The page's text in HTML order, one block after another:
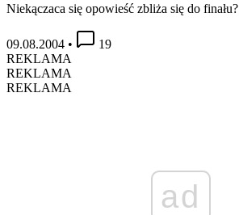
Niekączaca się opowieść zbliża się do finału?
09.08.2004 •
19
REKLAMA
REKLAMA
REKLAMA
ad